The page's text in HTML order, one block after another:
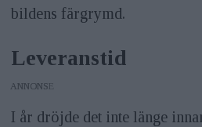
bildens färgrymd.
Leveranstid
ANNONS
I år dröjde det inte länge